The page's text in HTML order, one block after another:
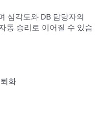
심각도와 DB 담당자의
동 승리로 이어질 수 있습
화